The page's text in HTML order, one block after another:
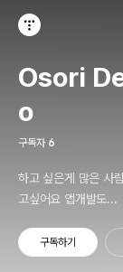
Osori
o
구독자 6
하고 싶은게 많은 사람입니다. 게임 개발도 하고
고싶어요 앱개발도...
구독하기